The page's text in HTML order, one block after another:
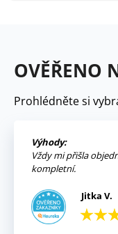
OVĚŘENO
Prohlédněte si
Výhody:
Vždy mi přišla
kompletní.
Jitka V.